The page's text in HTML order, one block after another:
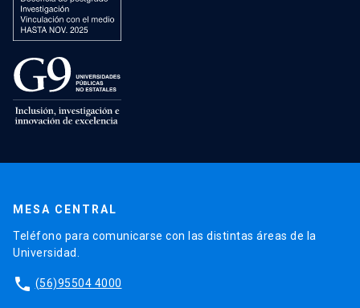
MESA CENTRAL
Teléfono para comunicarse con las distintas áreas de la
Universidad.
phone (56)95504 4000